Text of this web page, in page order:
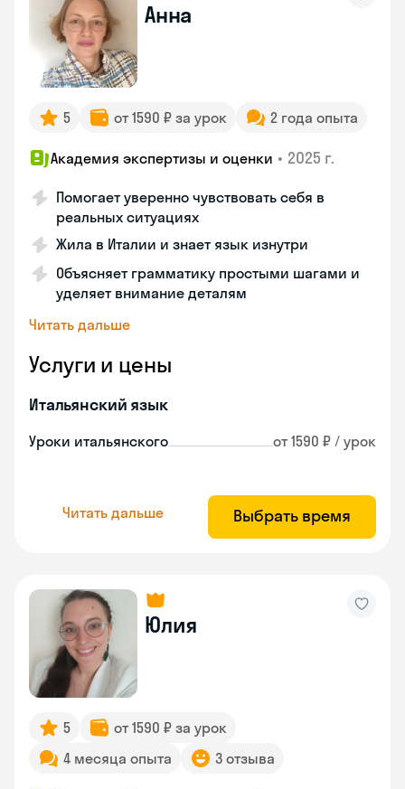
Анна
5 от 1590 ₽ за урок 2 года опыта
Академия экспертизы и оценки • 2025 г.
Помогает уверенно чувствовать себя в
реальных ситуациях
Жила в Италии и знает язык изнутри
Объясняет грамматику простыми шагами и
уделяет внимание деталям
Читать дальше
Услуги и цены
Итальянский язык
Уроки итальянского от 1590 ₽ / урок
Читать дальше Выбрать время
Юлия
5
от 1590 ₽ за урок
4 месяца опыта
3 отзыва